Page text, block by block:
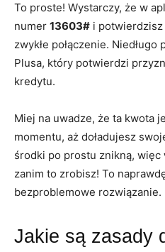
To proste! Wystarczy, że w
numer 13603# i potwierdzisz
zwykłe połączenie.
Plusa, który potwierdzi
kredytu.
Miej na uwadze, że ta kwota
momentu, aż doładujesz
środki po prostu znikną,
zanim to zrobisz! To
bezproblemowe rozwiązanie.
Jakie są zasady